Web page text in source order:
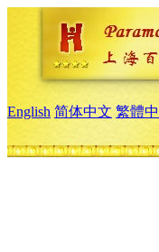
English 简体中文 繁體